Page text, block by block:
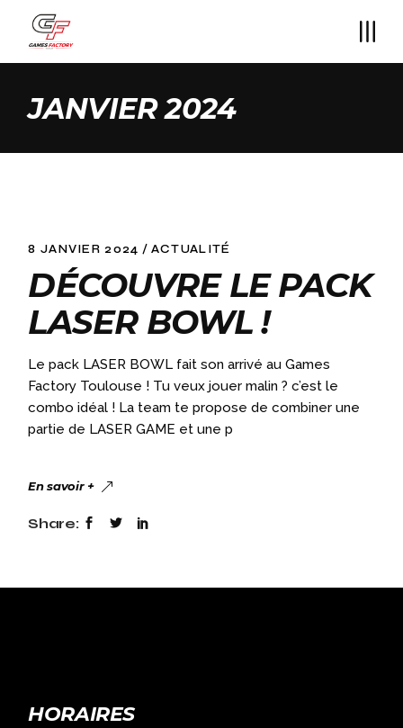
content
JANVIER 2024
8 JANVIER 2024 ACTUALITÉ
DÉCOUVRE LE PACK
LASER BOWL !
Le pack LASER BOWL fait son arrivé au Games
Factory Toulouse ! Tu veux jouer malin ? c’est le
combo idéal ! La team te propose de combiner une
partie de LASER GAME et une p
En savoir +
Share:
HORAIRES